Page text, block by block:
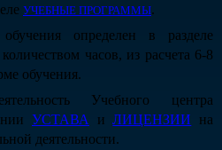
УЧЕБНЫЕ ПРОГРАММЫ.
определен в разделе
часов, из расчета 6-8
обучения.
Учебного центра
УСТАВА иЛИЦЕНЗИИ на
деятельности.